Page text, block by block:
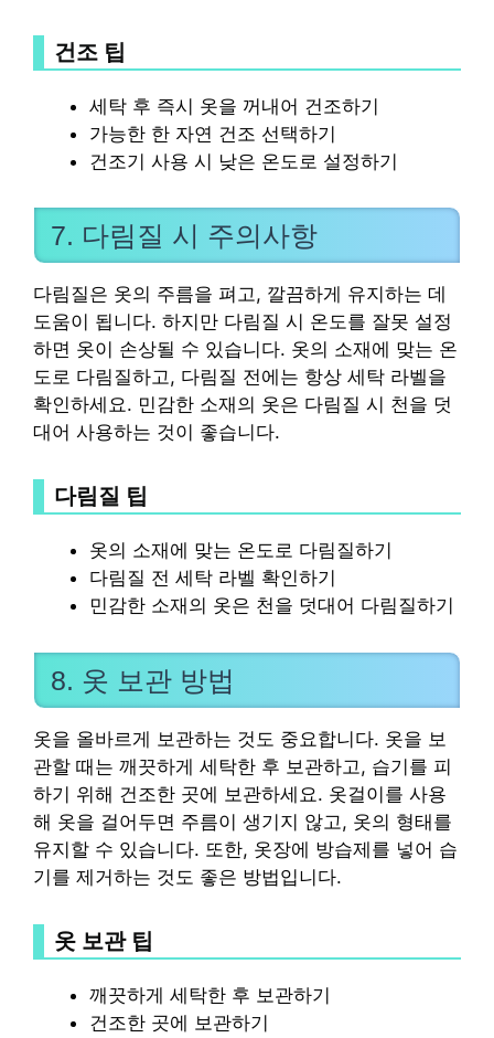
건조 팁
세탁 후 즉시 옷을 꺼내어 건조하기
가능한 한 자연 건조 선택하기
건조기 사용 시 낮은 온도로 설정하기
7. 다림질 시 주의사항
다림질은 옷의 주름을 펴고, 깔끔하게 유지하는 데
도움이 됩니다. 하지만 다림질 시 온도를 잘못 설정
하면 옷이 손상될 수 있습니다. 옷의 소재에 맞는 온
도로 다림질하고, 다림질 전에는 항상 세탁 라벨을
확인하세요. 민감한 소재의 옷은 다림질 시 천을 덧
대어 사용하는 것이 좋습니다.
다림질 팁
옷의 소재에 맞는 온도로 다림질하기
다림질 전 세탁 라벨 확인하기
민감한 소재의 옷은 천을 덧대어 다림질하기
8. 옷 보관 방법
옷을 올바르게 보관하는 것도 중요합니다. 옷을 보
관할 때는 깨끗하게 세탁한 후 보관하고, 습기를 피
하기 위해 건조한 곳에 보관하세요. 옷걸이를 사용
해 옷을 걸어두면 주름이 생기지 않고, 옷의 형태를
유지할 수 있습니다. 또한, 옷장에 방습제를 넣어 습
기를 제거하는 것도 좋은 방법입니다.
옷 보관 팁
깨끗하게 세탁한 후 보관하기
건조한 곳에 보관하기